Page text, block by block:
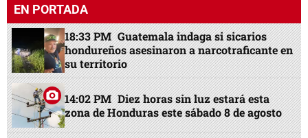
EN PORTADA
18:33 PM Guatemala indaga si sicarios
hondureños asesinaron a narcotraficante en
su territorio
14:02 PM Diez horas sin luz estará esta
zona de Honduras este sábado 8 de agosto